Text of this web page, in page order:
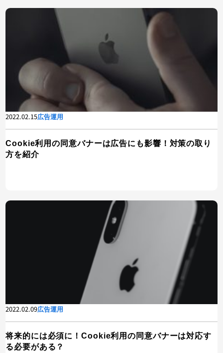
2022.02.15広告運用
Cookie利用の同意バナーは広告にも影響！対策の取り
方を紹介
2022.02.09広告運用
将来的には必須に！Cookie利用の同意バナーは対応す
る必要がある？